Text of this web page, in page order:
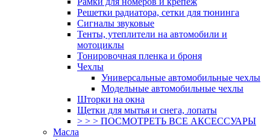
Решетки радиатора, сетки для тюнинга
Сигналы звуковые
Тенты, утеплители на автомобили и
мотоциклы
Тонировочная пленка и броня
Чехлы
Универсальные автомобильные чехлы
Модельные автомобильные чехлы
Шторки на окна
Щетки для мытья и снега, лопаты
> > > ПОСМОТРЕТЬ ВСЕ АКСЕССУАРЫ
Масла